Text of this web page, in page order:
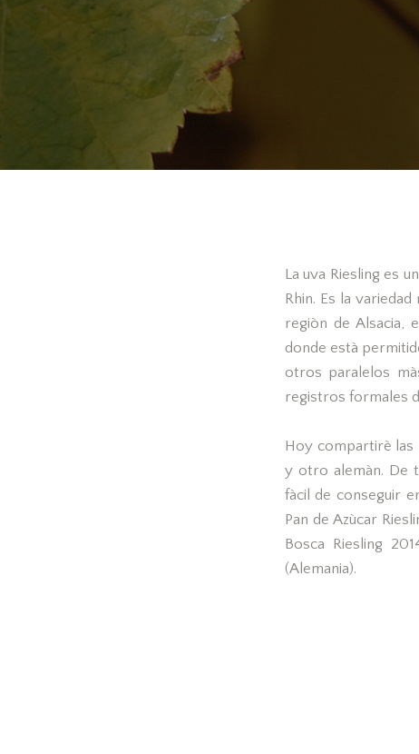
La uva Riesling es
Rhin. Es la
regiòn de Alsacia,
donde està
otros paralelos
registros formales
Hoy compartirè las
y otro alemàn. De
fàcil de conseguir
Pan de Azùcar
Bosca Riesling
(Alemania).